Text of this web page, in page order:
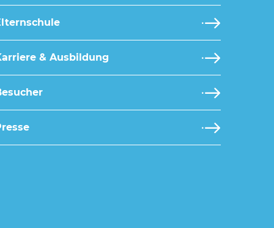
& Ausbildung